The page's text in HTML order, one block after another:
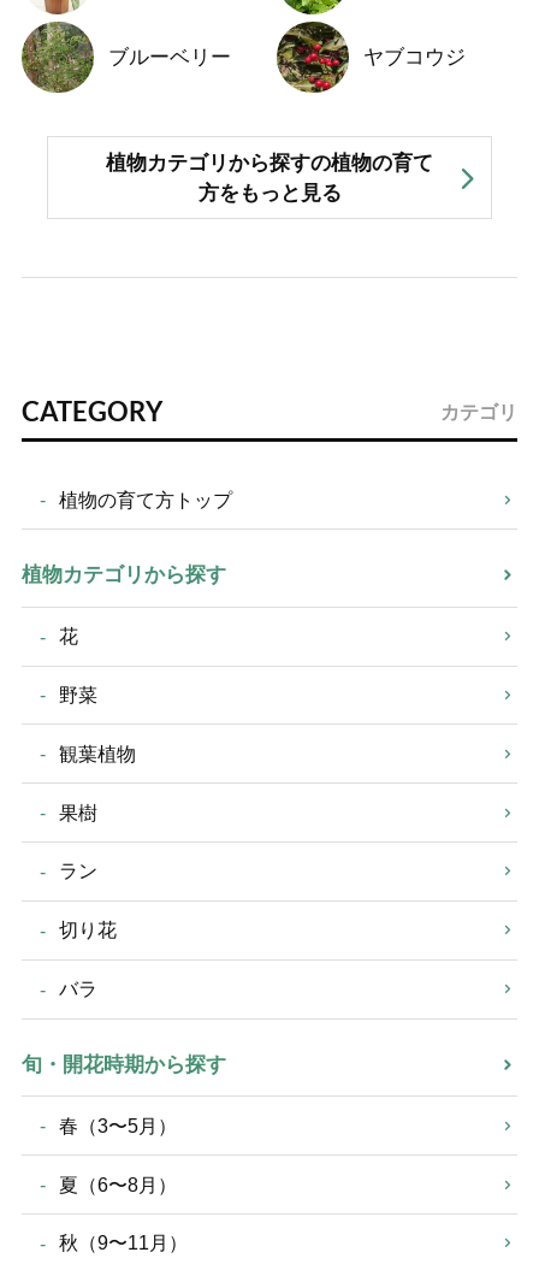
ブルーベリー ヤブコウジ
植物カテゴリから探すの植物の育て
方をもっと見る
CATEGORY カテゴリ
植物の育て方トップ
植物カテゴリから探す
花
野菜
観葉植物
果樹
ラン
切り花
バラ
旬・開花時期から探す
春（3〜5月）
夏（6〜8月）
秋（9〜11月）